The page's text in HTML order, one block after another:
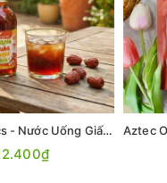
Aztec Organics - Nước Uống Giấm Táo Đỏ Hữu Cơ 330ml